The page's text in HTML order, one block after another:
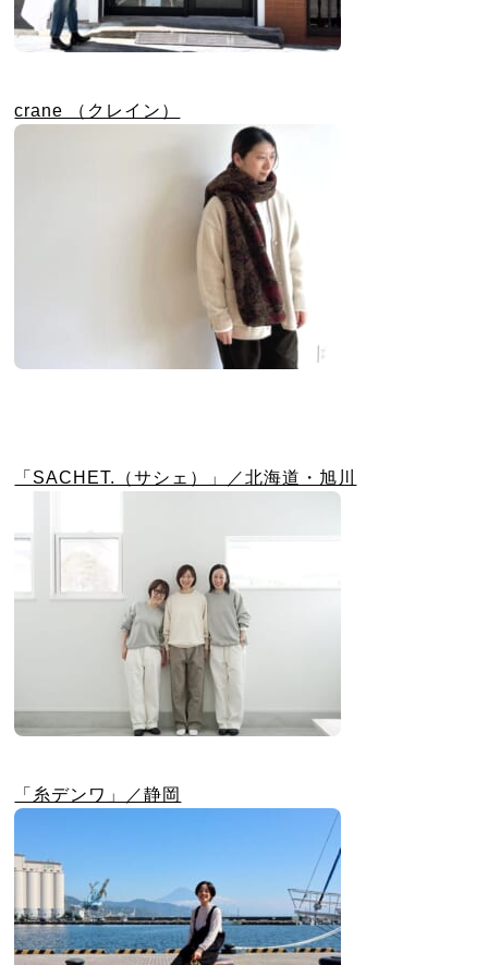
crane （クレイン）
「SACHET.（サシェ）」／北海道・旭川
「糸デンワ」／静岡